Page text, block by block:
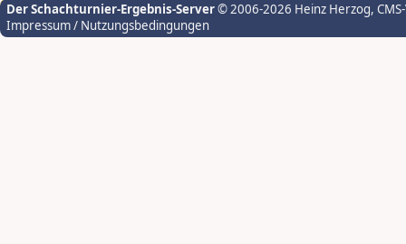
Der Schachturnier-Ergebnis-Server© 2006-2026 Heinz Herzog,
Impressum / Nutzungsbedingungen